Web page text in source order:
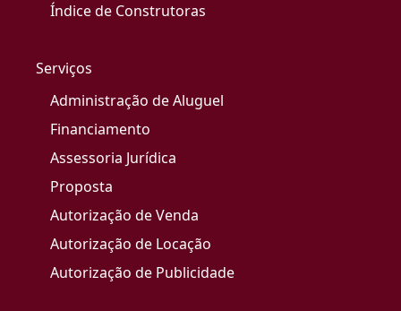
Índice de Construtoras
Serviços
Administração de Aluguel
Financiamento
Assessoria Jurídica
Proposta
Autorização de Venda
Autorização de Locação
Autorização de Publicidade